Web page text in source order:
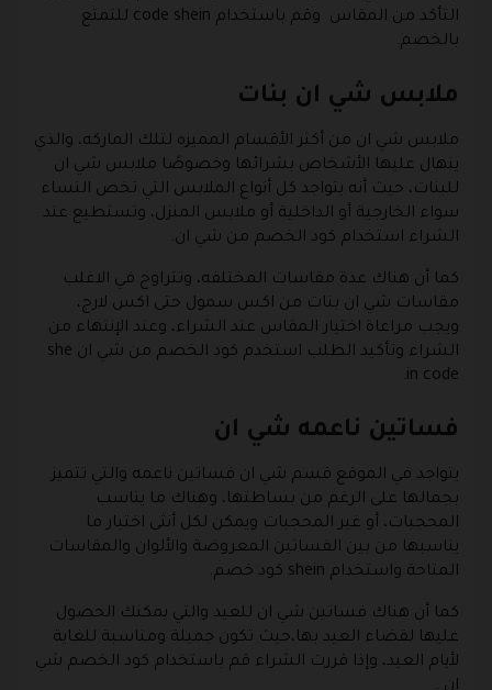
التأكد من المقاس وقم باستخدام code shein للتمتع
بالخصم.
ملابس شي ان بنات
ملابس شي ان من أكثر الأقسام المميزه لتلك الماركه، والذي
ينهال عليها الأشخاص بشرائها وخصوصًا ملابس شي ان
للبنات، حيث أنه يتواجد كل أنواع الملابس التي تخص النساء
سواء الخارجية أو الداخلية أو ملابس المنزل، وتستطيع عند
الشراء استخدام كود الخصم من شي ان.
كما أن هناك عدة مقاسات المختلفه، وتتراوح في الاغلب
مقاسات شي ان بنات من اكس سمول حتى اكس لارج،
ويجب مراعاة اختيار المقاس عند الشراء، وعند الإنتهاء من
الشراء وتأكيد الطلب استخدم كود الخصم من شي ان she
in code.
فساتين ناعمه شي ان
يتواجد في الموقع قسم شي ان فساتين ناعمه والتي تتميز
بجمالها على الرغم من بساطتها، وهناك ما يناسب
المحجبات، أو غير المحجبات ويمكن لكل أنثى اختيار ما
يناسبها من بين الفساتين المعروضة والألوان والمقاسات
المتاحة واستخدام shein كود خصم.
كما أن هناك فساتين شي ان للعيد والتي يمكنك الحصول
عليها لقضاء العيد بها،حيث تكون جميلة ومناسبة للغاية
لأيام العيد، وإذا قررت الشراء قم باستخدام كود الخصم شي